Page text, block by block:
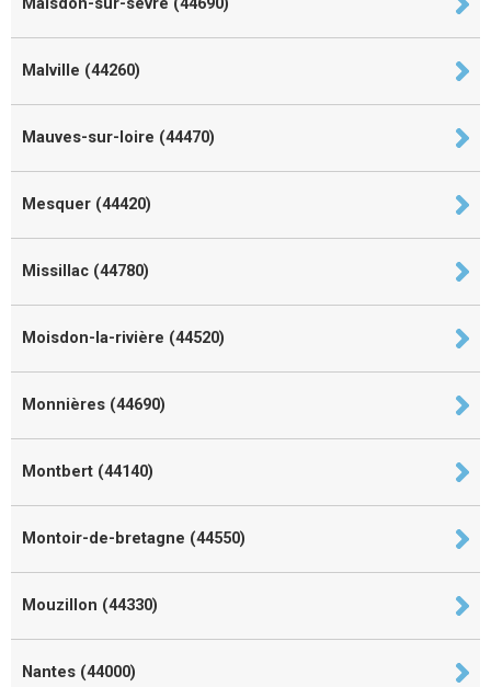
Malville (44260)
Mauves-sur-loire (44470)
Mesquer (44420)
Missillac (44780)
Moisdon-la-rivière (44520)
Monnières (44690)
Montbert (44140)
Montoir-de-bretagne (44550)
Mouzillon (44330)
Nantes (44000)